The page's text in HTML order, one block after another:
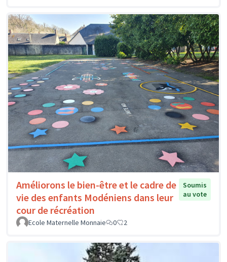
Améliorons le bien-être et le cadre de
vie des enfants Modéniens dans leur
cour de récréation
Soumis
au vote
Ecole Maternelle Monnaie 0 2